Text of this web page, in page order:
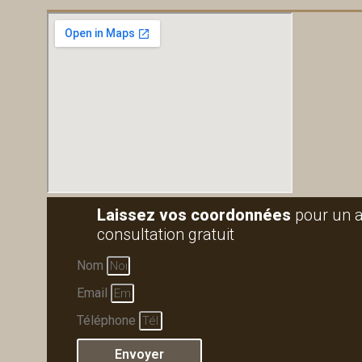
Laissez vos coordonnées pour un
consultation gratuit
Nom
Email
Téléphone
Envoyer